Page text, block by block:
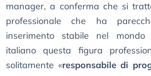
manager, a conferma che si
professionale che ha
inserimento stabile nel
italiano questa figura
solitamente «responsabile di